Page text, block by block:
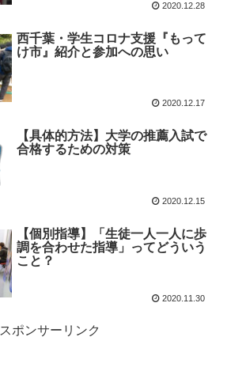
2020.12.28
西千葉・学生コロナ支援『もって
け市』紹介と参加への思い
2020.12.17
【具体的方法】大学の推薦入試で
合格するための対策
2020.12.15
【個別指導】「生徒一人一人に歩
調を合わせた指導」ってどういう
こと？
2020.11.30
スポンサーリンク